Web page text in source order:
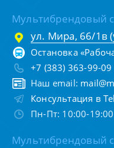
Мультибрендовый
ул. Мира, 66/1в
Остановка
+7 (383) 363-99-09
Наш email:
Консультация в
Пн-Пт: 10:00-
Мультибрендовый